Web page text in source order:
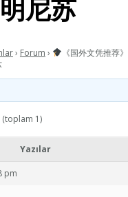
尼苏
› Forum ›
《国外文凭推荐
(toplam 1)
Yazılar
pm